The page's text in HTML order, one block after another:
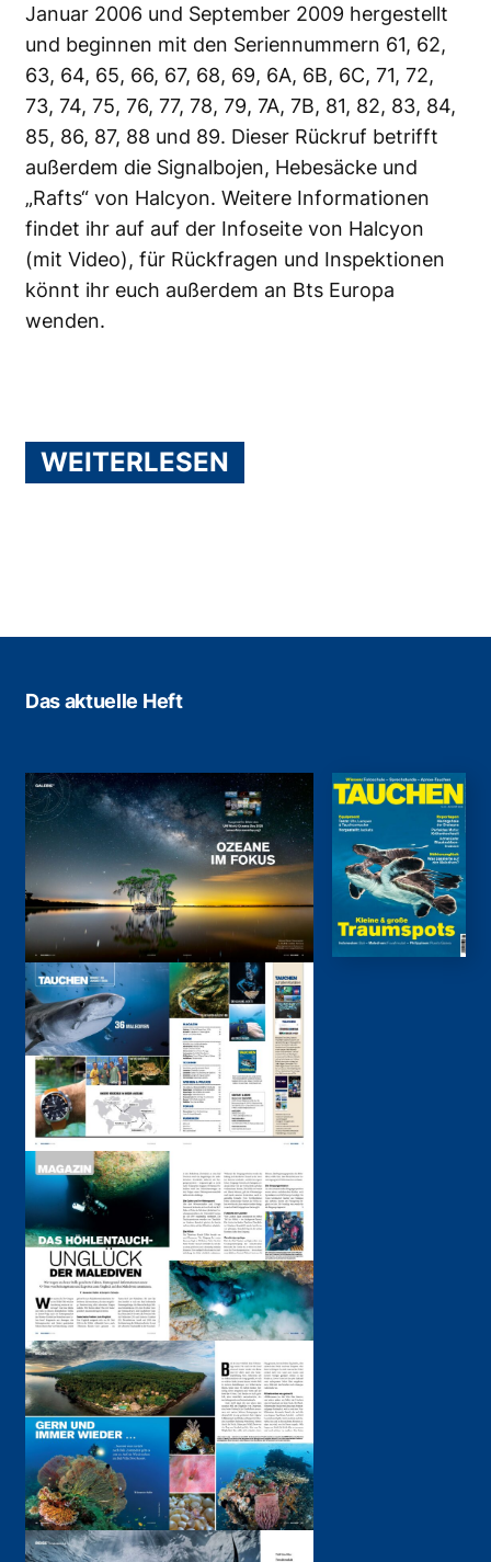
Januar 2006 und September 2009 hergestellt
und beginnen mit den Seriennummern 61, 62,
63, 64, 65, 66, 67, 68, 69, 6A, 6B, 6C, 71, 72,
73, 74, 75, 76, 77, 78, 79, 7A, 7B, 81, 82, 83, 84,
85, 86, 87, 88 und 89. Dieser Rückruf betrifft
außerdem die Signalbojen, Hebesäcke und
„Rafts“ von Halcyon. Weitere Informationen
findet ihr auf auf der Infoseite von Halcyon
(mit Video), für Rückfragen und Inspektionen
könnt ihr euch außerdem an Bts Europa
wenden.
WEITERLESEN
Das aktuelle Heft